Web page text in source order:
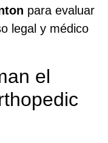
para evaluar
legal y médico
el